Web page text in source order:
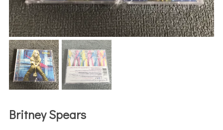
Britney Spears